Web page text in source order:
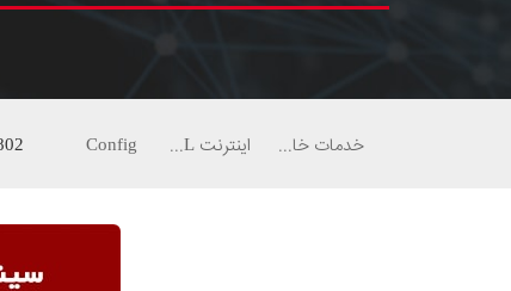
خدمات خانگی اینترنت ADSL Config